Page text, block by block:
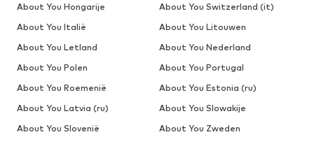
About You Hongarije
About You Switzerland (it)
About You Italië
About You Litouwen
About You Letland
About You Nederland
About You Polen
About You Portugal
About You Roemenië
About You Estonia (ru)
About You Latvia (ru)
About You Slowakije
About You Slovenië
About You Zweden